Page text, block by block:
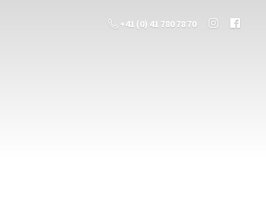
+41 (0) 41 780 78 70